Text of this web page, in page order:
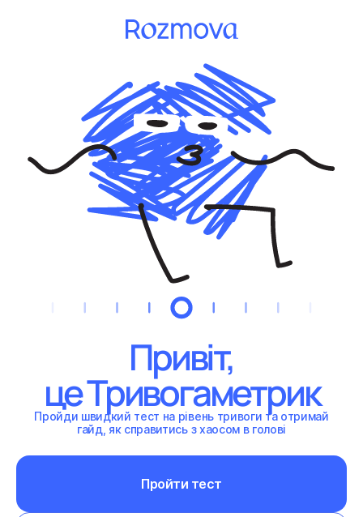
Привіт,
це Тривогаметрик
Пройди швидкий тест на рівень тривоги та отримай
гайд, як справитись з хаосом в голові
Пройти тест